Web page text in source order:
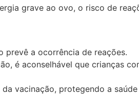
grave ao ovo, o risco de
prevê a ocorrência de reações.
é aconselhável que crianças
vacinação, protegendo a